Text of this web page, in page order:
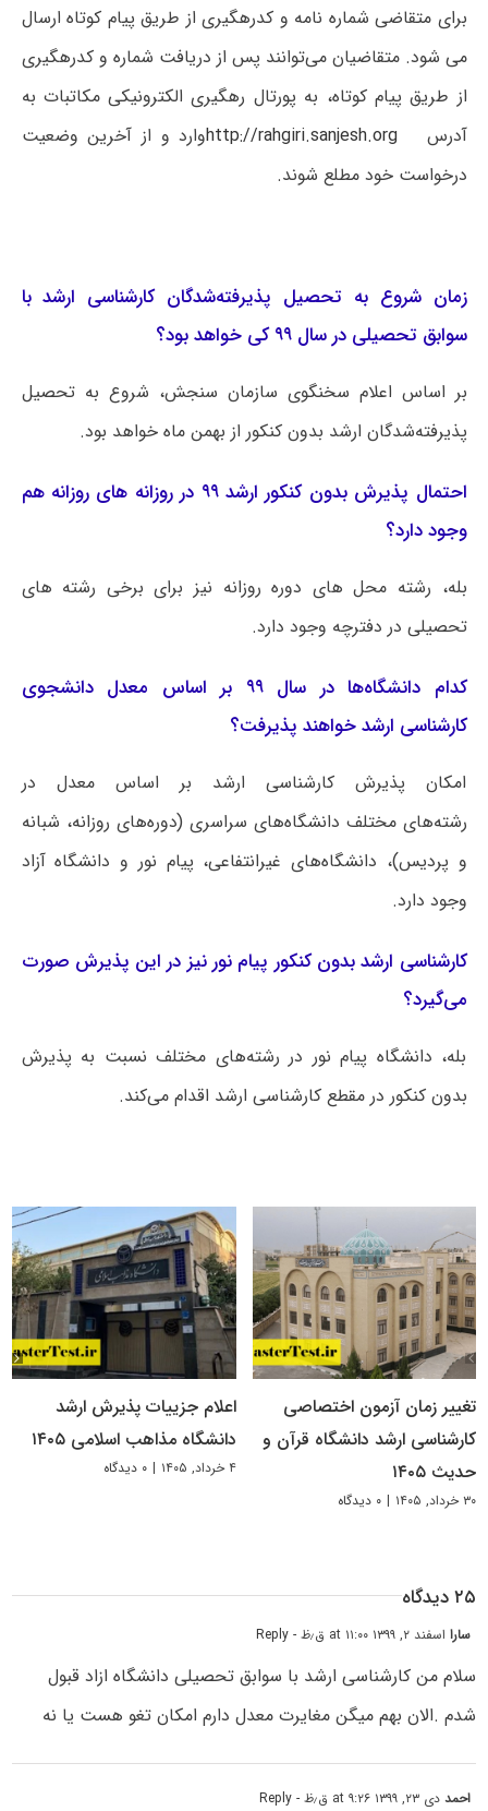
برای متقاضی شماره نامه و کدرهگیری از طریق پیام کوتاه ارسال
می شود. متقاضیان می‌توانند پس از دریافت شماره و کدرهگیری
از طریق پیام کوتاه، به پورتال رهگیری الکترونیکی مکاتبات به
آدرس
http://rahgiri.sanjesh.orgوارد و از آخرین وضعیت
درخواست خود مطلع شوند.
زمان شروع به تحصیل پذیرفته‌شدگان کارشناسی ارشد با
سوابق تحصیلی در سال ۹۹ کی خواهد بود؟
بر اساس اعلام سخنگوی سازمان سنجش، شروع به تحصیل
پذیرفته‌شدگان ارشد بدون کنکور از بهمن ماه خواهد بود.
احتمال پذیرش بدون کنکور ارشد ۹۹ در روزانه های روزانه هم
وجود دارد؟
بله، رشته محل های دوره روزانه نیز برای برخی رشته های
تحصیلی در دفترچه وجود دارد.
کدام دانشگاه‌ها در سال ۹۹ بر اساس معدل دانشجوی
کارشناسی ارشد خواهند پذیرفت؟
امکان پذیرش کارشناسی ارشد بر اساس معدل در
رشته‌های مختلف دانشگاه‌های سراسری (دوره‌های روزانه، شبانه
و پردیس)، دانشگاه‌های غیرانتفاعی، پیام نور و دانشگاه آزاد
وجود دارد.
کارشناسی ارشد بدون کنکور پیام نور نیز در این پذیرش صورت
می‌گیرد؟
بله، دانشگاه پیام نور در رشته‌های مختلف نسبت به پذیرش
بدون کنکور در مقطع کارشناسی ارشد اقدام می‌کند.
تغییر زمان آزمون اختصاصی
کارشناسی ارشد دانشگاه قرآن و
حدیث ۱۴۰۵
۳۰ خرداد, ۱۴۰۵ | ۰ دیدگاه
اعلام جزییات پذیرش ارشد
دانشگاه مذاهب اسلامی ۱۴۰۵
۴ خرداد, ۱۴۰۵ | ۰ دیدگاه
۲۵ دیدگاه
سارااسفند ۲, ۱۳۹۹ at ۱۱:۰۰ ق٫ظ - Reply
سلام من کارشناسی ارشد با سوابق تحصیلی دانشگاه ازاد قبول
شدم .الان بهم میگن مغایرت معدل دارم امکان تغو هست یا نه
احمددی ۲۳, ۱۳۹۹ at ۹:۲۶ ق٫ظ - Reply